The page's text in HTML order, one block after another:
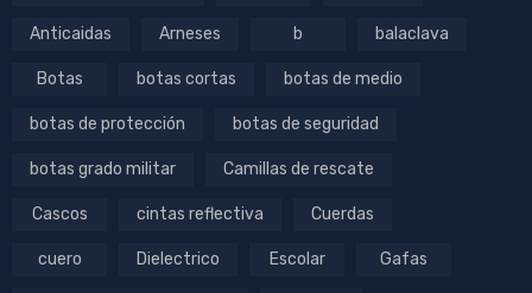
Anticaidas Arneses b balaclava
Botas botas cortas botas de medio
botas de protección botas de seguridad
botas grado militar Camillas de rescate
Cascos cintas reflectiva Cuerdas
cuero Dielectrico Escolar Gafas